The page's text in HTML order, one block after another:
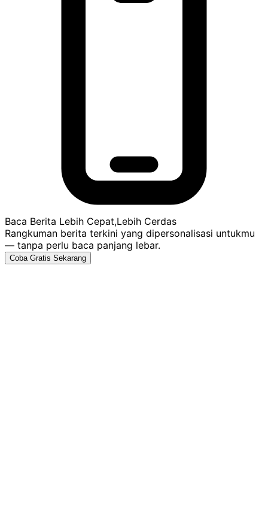
Baca Berita Lebih Cepat,Lebih Cerdas
Rangkuman berita terkini yang dipersonalisasi untukmu
— tanpa perlu baca panjang lebar.
Coba Gratis Sekarang